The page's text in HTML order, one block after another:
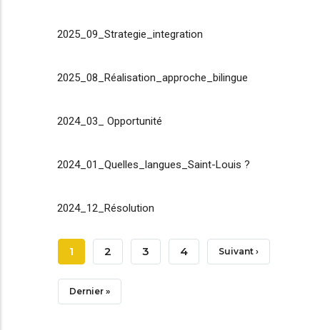
2025_09_Strategie_integration
2025_08_Réalisation_approche_bilingue
2024_03_ Opportunité
2024_01_Quelles_langues_Saint-Louis ?
2024_12_Résolution
Pagination
Page
Courante
1 Page
2 Page
3 Page
4 Page
Suivant ›
Dernière
Dernier »